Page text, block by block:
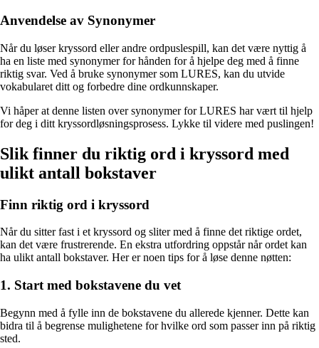
Anvendelse av Synonymer
Når du løser kryssord eller andre ordpuslespill, kan det være nyttig å
ha en liste med synonymer for hånden for å hjelpe deg med å finne
riktig svar. Ved å bruke synonymer som LURES, kan du utvide
vokabularet ditt og forbedre dine ordkunnskaper.
Vi håper at denne listen over synonymer for LURES har vært til hjelp
for deg i ditt kryssordløsningsprosess. Lykke til videre med puslingen!
Slik finner du riktig ord i kryssord med
ulikt antall bokstaver
Finn riktig ord i kryssord
Når du sitter fast i et kryssord og sliter med å finne det riktige ordet,
kan det være frustrerende. En ekstra utfordring oppstår når ordet kan
ha ulikt antall bokstaver. Her er noen tips for å løse denne nøtten:
1. Start med bokstavene du vet
Begynn med å fylle inn de bokstavene du allerede kjenner. Dette kan
bidra til å begrense mulighetene for hvilke ord som passer inn på riktig
sted.